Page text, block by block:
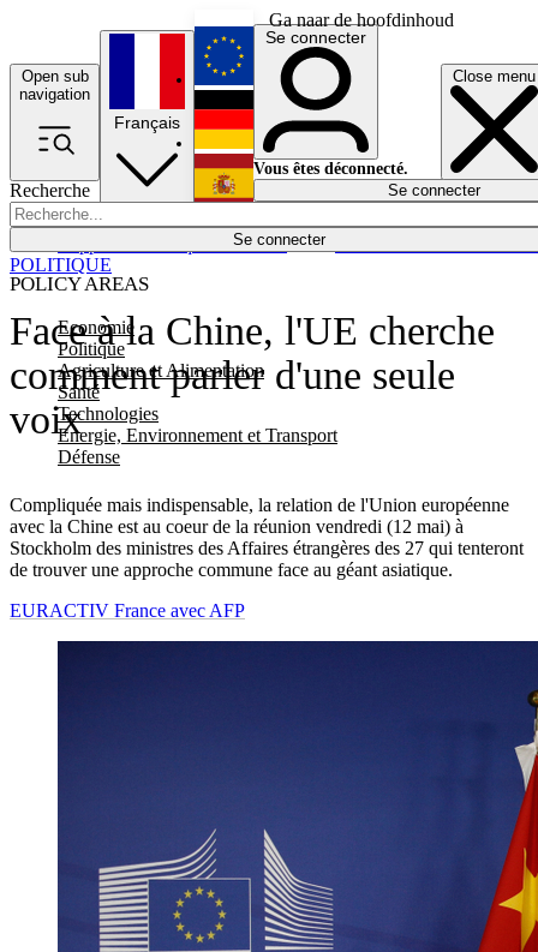
Ga naar de hoofdinhoud
Open sub
navigation
Close menu
Recherche
Se connecter
POLICY AREAS
Economie
Politique
Agriculture et Alimentation
Santé
Technologies
Energie, Environnement et Transport
Défense
Économie
Français
English
Deutsch
Español
Se connecter
Vous êtes déconnecté.
Se connecter
Face à la Chine, l'UE cherche
comment parler d'une seule
voix
Compliquée mais indispensable, la relation de l'Union européenne
avec la Chine est au coeur de la réunion vendredi (12 mai) à
Stockholm des ministres des Affaires étrangères des 27 qui tenteront
de trouver une approche commune face au géant asiatique.
POLITIQUE
EURACTIV France avec AFP